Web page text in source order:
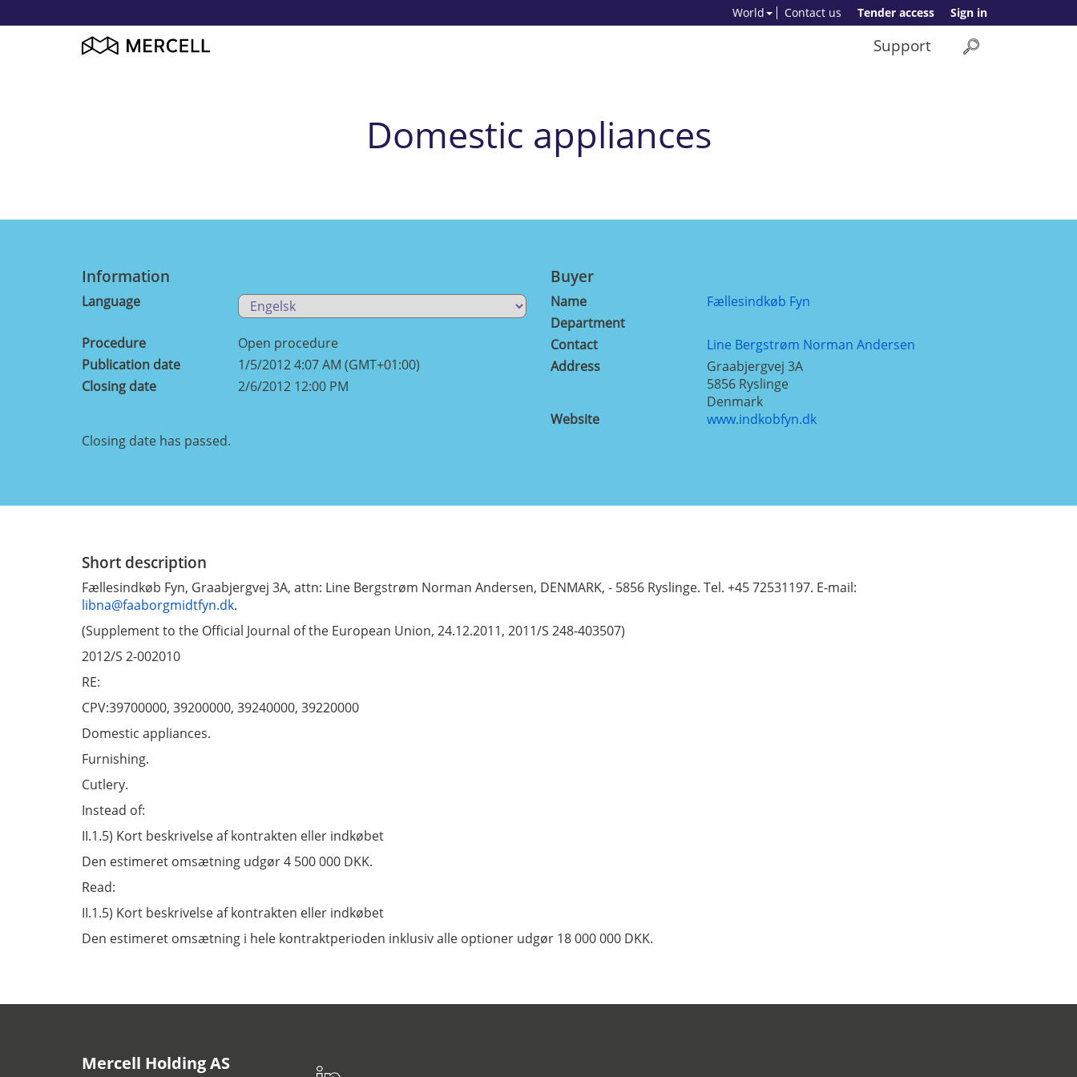
Sign in
Tender access
Contact us
World
Support
Domestic appliances
Information
Language
Procedure
Open procedure
Publication date
1/5/2012 4:07 AM (GMT+01:00)
Closing date
2/6/2012 12:00 PM
Buyer
Name
Fællesindkøb Fyn
Department
Contact
Line Bergstrøm Norman Andersen
Address
Graabjergvej 3A
5856 Ryslinge
Denmark
Website
www.indkobfyn.dk
Closing date has passed.
Short description
Fællesindkøb Fyn, Graabjergvej 3A, attn: Line Bergstrøm Norman Andersen, DENMARK, - 5856 Ryslinge. Tel. +45 72531197. E-mail:
libna@faaborgmidtfyn.dk.
(Supplement to the Official Journal of the European Union, 24.12.2011, 2011/S 248-403507)
2012/S 2-002010
RE:
CPV:39700000, 39200000, 39240000, 39220000
Domestic appliances.
Furnishing.
Cutlery.
Instead of:
II.1.5) Kort beskrivelse af kontrakten eller indkøbet
Den estimeret omsætning udgør 4 500 000 DKK.
Read:
II.1.5) Kort beskrivelse af kontrakten eller indkøbet
Den estimeret omsætning i hele kontraktperioden inklusiv alle optioner udgør 18 000 000 DKK.
Mercell Holding AS